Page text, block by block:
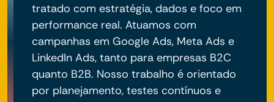
tratado com estratégia, dados e foco em
performance real. Atuamos com
campanhas em Google Ads, Meta Ads e
LinkedIn Ads, tanto para empresas B2C
quanto B2B. Nosso trabalho é orientado
por planejamento, testes contínuos e